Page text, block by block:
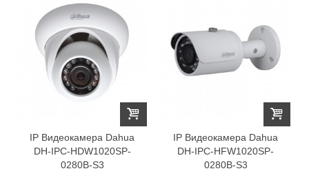
IP Видеокамера Dahua
DH-IPC-HDW1020SP-
0280B-S3
IP Видеокамера Dahua
DH-IPC-HFW1020SP-
0280B-S3